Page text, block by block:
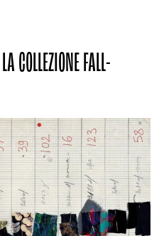
COLLEZIONE FALL-